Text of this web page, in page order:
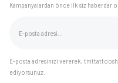
Kampanyalardan önce ilk siz haberdar
E-posta adresinizi vererek,
ediyorsunuz.